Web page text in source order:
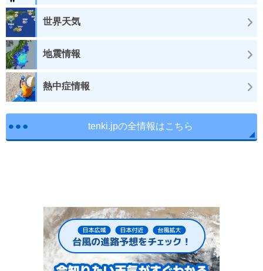
世界天気
地震情報
熱中症情報
tenki.jpの全情報はこちら